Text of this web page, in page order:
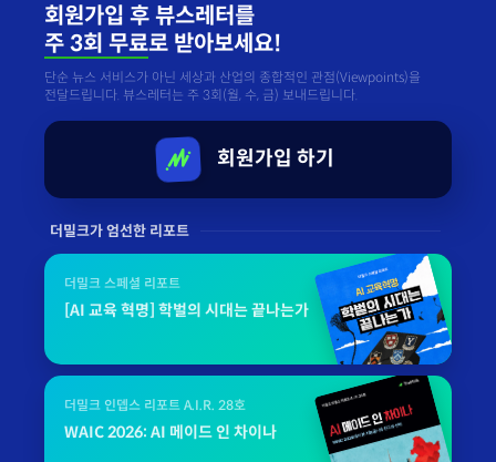
회원가입 후 뷰스레터를
주 3회 무료로 받아보세요!
단순 뉴스 서비스가 아닌 세상과 산업의 종합적인 관점(Viewpoints)을
전달드립니다. 뷰스레터는 주 3회(월, 수, 금) 보내드립니다.
회원가입 하기
더밀크가 엄선한 리포트
더밀크 스페셜 리포트
[AI 교육 혁명] 학벌의 시대는 끝나는가
더밀크 인뎁스 리포트 A.I.R. 28호
WAIC 2026: AI 메이드 인 차이나